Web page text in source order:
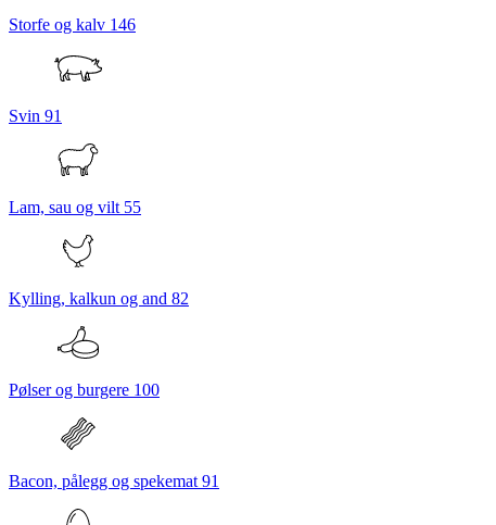
Storfe og kalv 146
Svin 91
Lam, sau og vilt 55
Kylling, kalkun og and 82
Pølser og burgere 100
Bacon, pålegg og spekemat 91